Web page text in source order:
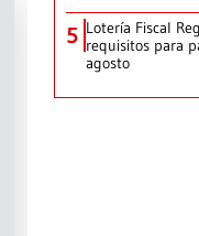
5 Lotería Fiscal
requisitos para
agosto